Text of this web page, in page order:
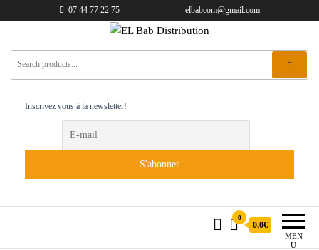
07 44 77 22 75 elbabcom@gmail.com
EL Bab Distribution
Inscrivez vous à la newsletter!
MEN
U
0
0,0€